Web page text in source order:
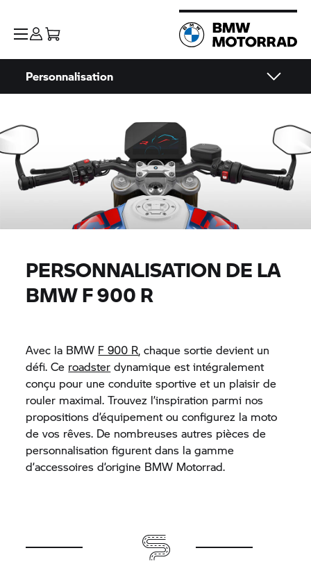
Personnalisation
PERSONNALISATION DE LA
BMWF 900 R
Avec la BMW F 900 R, chaque sortie devient un
défi. Ce roadster dynamique est intégralement
conçu pour une conduite sportive et un plaisir de
rouler maximal. Trouvez l’inspiration parmi nos
propositions d’équipement ou configurez la moto
de vos rêves. De nombreuses autres pièces de
personnalisation figurent dans la gamme
d’accessoires d’origine BMW Motorrad.